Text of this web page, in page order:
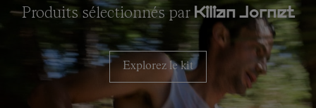
Produits sélectionnés parKilian Jornet
Explorez le kit